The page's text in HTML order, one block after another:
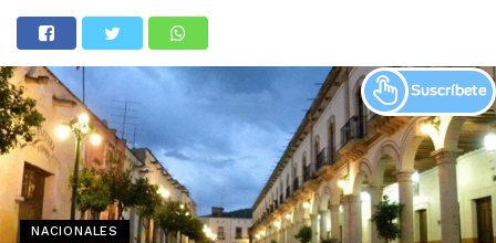
NACIONALES